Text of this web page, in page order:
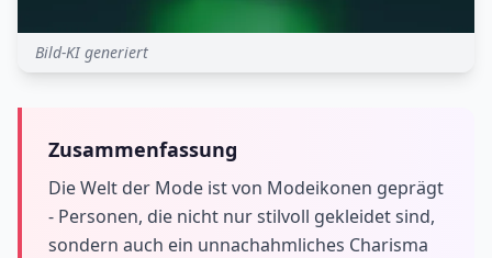
Bild-KI generiert
Zusammenfassung
Die Welt der Mode ist von Modeikonen geprägt
- Personen, die nicht nur stilvoll gekleidet sind,
sondern auch ein unnachahmliches Charisma